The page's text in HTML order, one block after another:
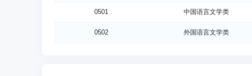
080204 机械电子工程
080207 车辆工程
0501 中国语言文学类
0502 外国语言文学类